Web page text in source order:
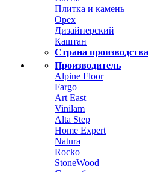
Плитка и камень
Орех
Дизайнерский
Каштан
Страна производства
Производитель
Alpine Floor
Fargo
Art East
Vinilam
Alta Step
Home Expert
Natura
Rocko
StoneWood